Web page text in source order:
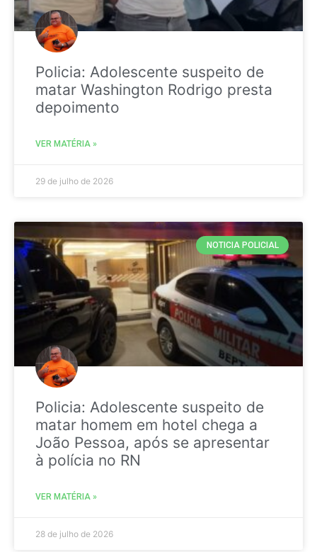
Policia: Adolescente suspeito de
matar Washington Rodrigo presta
depoimento
VER MATÉRIA »
29 de julho de 2026
NOTICIA POLICIAL
Policia: Adolescente suspeito de
matar homem em hotel chega a
João Pessoa, após se apresentar
à polícia no RN
VER MATÉRIA »
28 de julho de 2026